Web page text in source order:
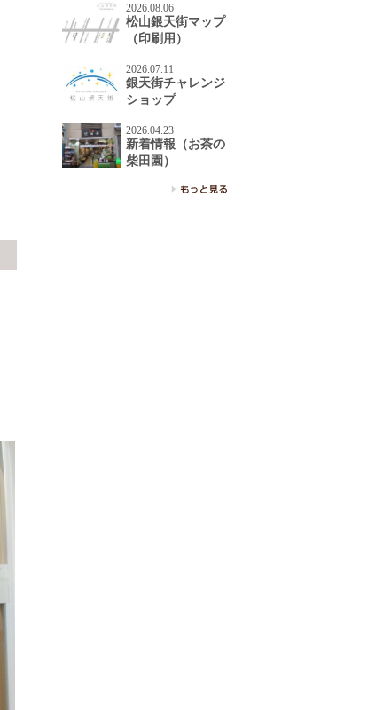
2026.08.06
松山銀天街マップ
（印刷用）
2026.07.11
銀天街チャレンジ
ショップ
2026.04.23
新着情報（お茶の
柴田園）